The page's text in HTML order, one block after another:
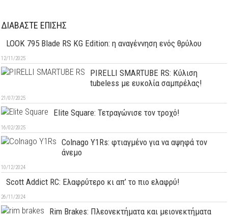
ΔΙΑΒΑΣΤΕ ΕΠΙΣΗΣ
LOOK 795 Blade RS KG Edition: η αναγέννηση ενός θρύλου
12/11/2025
PIRELLI SMARTUBE RS: Κύλιση
tubeless με ευκολία σαμπρέλας!
21/07/2025
Elite Square: Τετραγώνισε τον τροχό!
16/02/2025
Colnago Y1Rs: φτιαγμένο για να αψηφά τον
άνεμο
10/12/2024
Scott Addict RC: Ελαφρύτερο κι απ’ το πιο ελαφρύ!
26/11/2024
Rim Brakes: Πλεονεκτήματα και μειονεκτήματα